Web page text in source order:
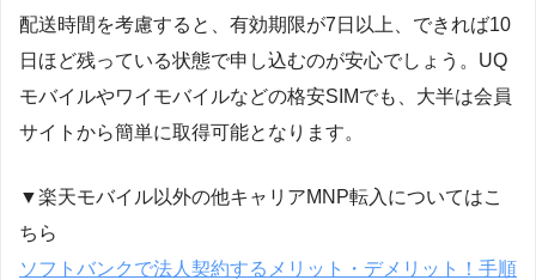
配送時間を考慮すると、有効期限が7日以上、できれば10
日ほど残っている状態で申し込むのが安心でしょう。UQ
モバイルやワイモバイルなどの格安SIMでも、大半は会員
サイトから簡単に取得可能となります。
▼楽天モバイル以外の他キャリアMNP転入についてはこ
ちら
ソフトバンクで法人契約するメリット・デメリット！手順